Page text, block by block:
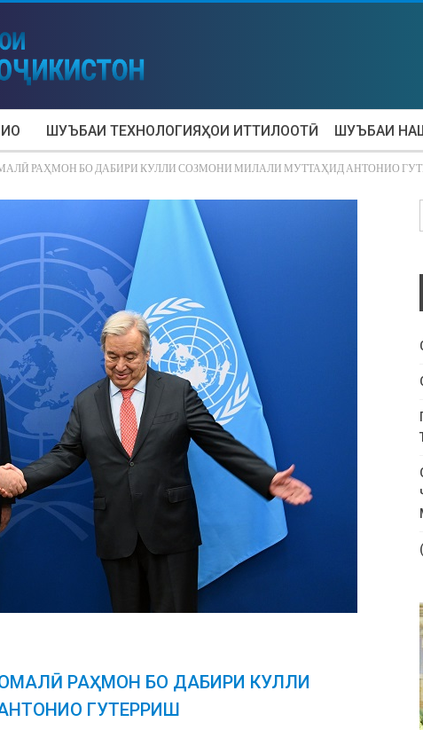
ШУЪБАИ ТЕХНОЛОГИЯҲОИ ИТТИЛООТӢ ШУЪБАИ
РАҲМОН БО ДАБИРИ КУЛЛИ СОЗМОНИ МИЛАЛИ МУТТАҲИД АНТОНИО
РАҲМОН БО ДАБИРИ КУЛЛИ
ГУТЕРРИШ